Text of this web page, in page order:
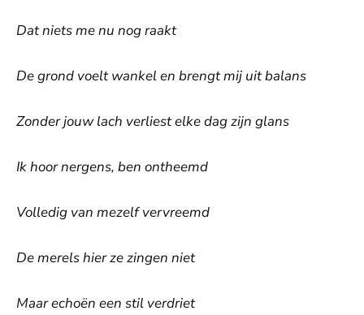
Dat niets me nu nog raakt
De grond voelt wankel en brengt mij uit balans
Zonder jouw lach verliest elke dag zijn glans
Ik hoor nergens, ben ontheemd
Volledig van mezelf vervreemd
De merels hier ze zingen niet
Maar echoën een stil verdriet